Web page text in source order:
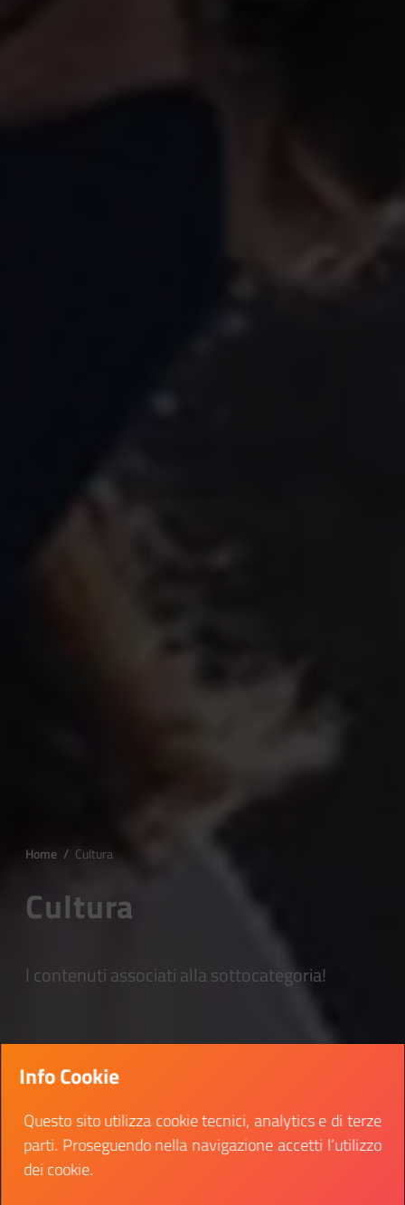
Home / Cultura
Cultura
I contenuti associati alla sottocategoria!
Info Cookie
Questo sito utilizza cookie tecnici, analytics e di terze
parti. Proseguendo nella navigazione accetti l’utilizzo
dei cookie.